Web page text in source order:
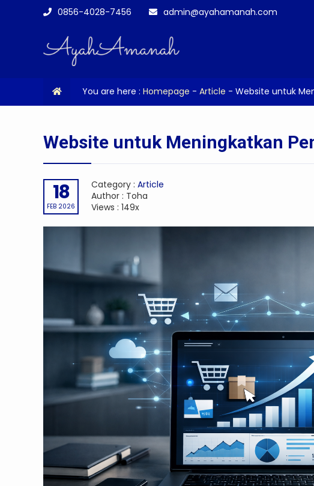
0856-4028-7456 admin@ayahamanah.com
You are here : Homepage - Article - Website untuk
Website untuk Meningkatkan
18
FEB 2026
Category : Article
Author : Toha
Views : 149x